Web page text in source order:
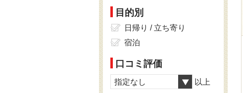
目的別
日帰り / 立ち寄り
宿泊
口コミ評価
指定なし 以上